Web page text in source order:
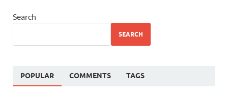
Search
SEARCH
POPULAR COMMENTS TAGS